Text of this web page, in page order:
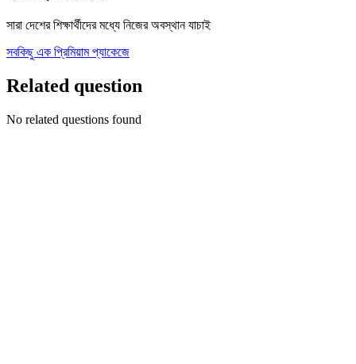
সারা দেশের শিক্ষার্থীদের মধ্যে নিজের অবস্থান যাচাই
সবকিছু এক প্রিমিয়াম প্যাকেজে
Related question
No related questions found